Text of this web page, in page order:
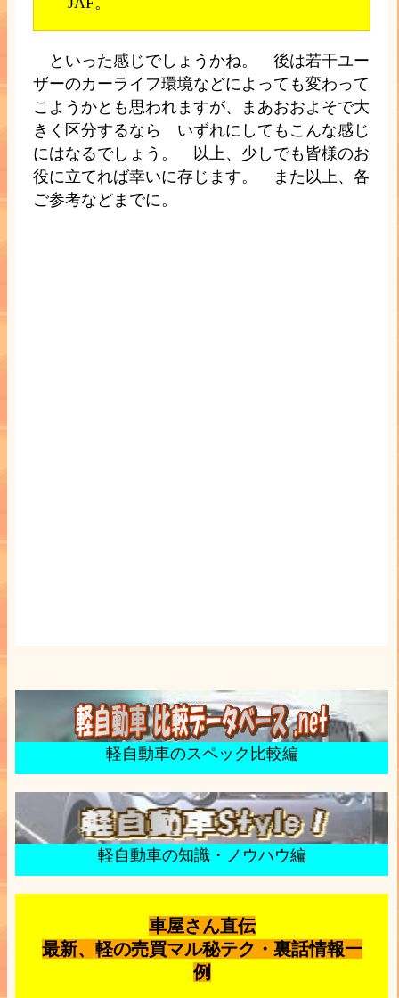
といった感じでしょうかね。 後は若干ユー
ザーのカーライフ環境などによっても変わって
こようかとも思われますが、まあおおよそで大
きく区分するなら いずれにしてもこんな感じ
にはなるでしょう。 以上、少しでも皆様のお
役に立てれば幸いに存じます。 また以上、各
ご参考などまでに。
軽自動車のスペック比較編
軽自動車の知識・ノウハウ編
車屋さん直伝
最新、軽の売買マル秘テク・裏話情報一
例